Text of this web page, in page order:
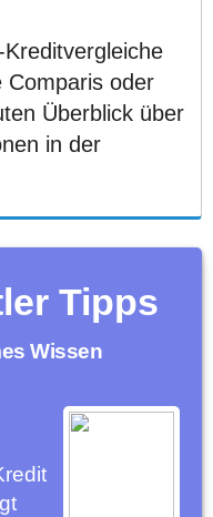
Comparis oder
Überblick über
in der
Tipps
Wissen